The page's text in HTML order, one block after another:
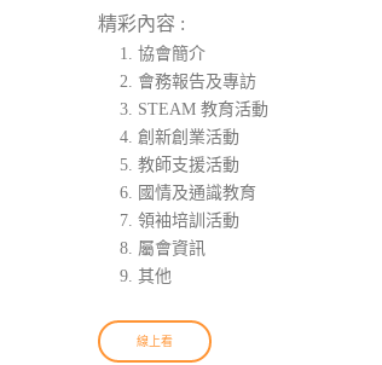
精彩內容 :
協會簡介
會務報告及專訪
STEAM 教育活動
創新創業活動
教師支援活動
國情及通識教育
領袖培訓活動
屬會資訊
其他
線上看